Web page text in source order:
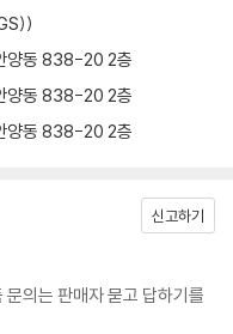
모던 건축의 언어The Langu
여러 저서에서 국제 현대
고 전통적인 원천으로 되돌아
와 장식을 도입했다. 이들 중
뚜렷한 단일체??보다 ??복
양동 838-20 2층
양동 838-20 2층
양동 838-20 2층
신고하기
의는 판매자 묻고 답하기를